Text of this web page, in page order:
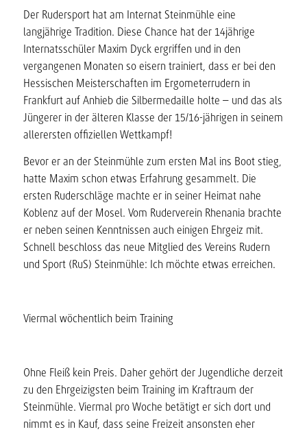
Der Rudersport hat am Internat Steinmühle eine
langjährige Tradition. Diese Chance hat der 14jährige
Internatsschüler Maxim Dyck ergriffen und in den
vergangenen Monaten so eisern trainiert, dass er bei den
Hessischen Meisterschaften im Ergometerrudern in
Frankfurt auf Anhieb die Silbermedaille holte – und das als
Jüngerer in der älteren Klasse der 15/16-jährigen in seinem
allerersten offiziellen Wettkampf!
Bevor er an der Steinmühle zum ersten Mal ins Boot stieg,
hatte Maxim schon etwas Erfahrung gesammelt. Die
ersten Ruderschläge machte er in seiner Heimat nahe
Koblenz auf der Mosel. Vom Ruderverein Rhenania brachte
er neben seinen Kenntnissen auch einigen Ehrgeiz mit.
Schnell beschloss das neue Mitglied des Vereins Rudern
und Sport (RuS) Steinmühle: Ich möchte etwas erreichen.
Viermal wöchentlich beim Training
Ohne Fleiß kein Preis. Daher gehört der Jugendliche derzeit
zu den Ehrgeizigsten beim Training im Kraftraum der
Steinmühle. Viermal pro Woche betätigt er sich dort und
nimmt es in Kauf, dass seine Freizeit ansonsten eher